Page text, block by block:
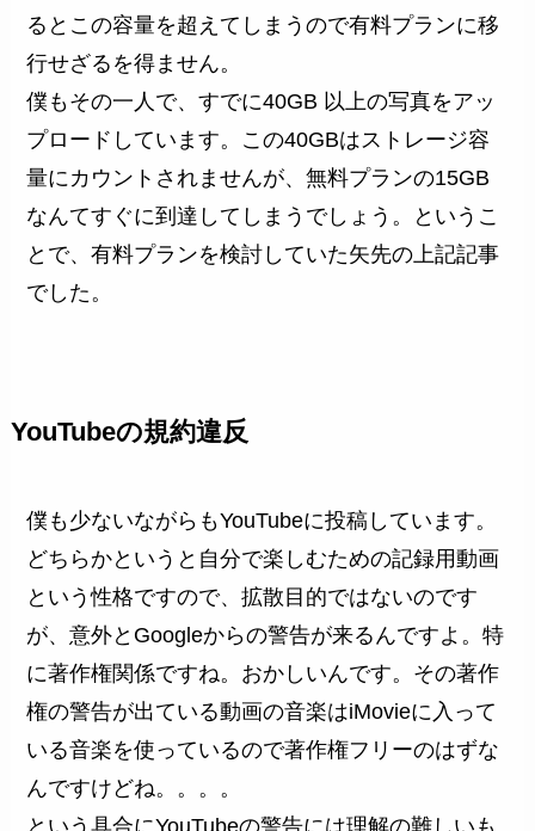
るとこの容量を超えてしまうので有料プランに移
行せざるを得ません。
僕もその一人で、すでに40GB 以上の写真をアッ
プロードしています。この40GBはストレージ容
量にカウントされませんが、無料プランの15GB
なんてすぐに到達してしまうでしょう。というこ
とで、有料プランを検討していた矢先の上記記事
でした。
YouTubeの規約違反
僕も少ないながらもYouTubeに投稿しています。
どちらかというと自分で楽しむための記録用動画
という性格ですので、拡散目的ではないのです
が、意外とGoogleからの警告が来るんですよ。特
に著作権関係ですね。おかしいんです。その著作
権の警告が出ている動画の音楽はiMovieに入って
いる音楽を使っているので著作権フリーのはずな
んですけどね。。。。
という具合にYouTubeの警告には理解の難しいも